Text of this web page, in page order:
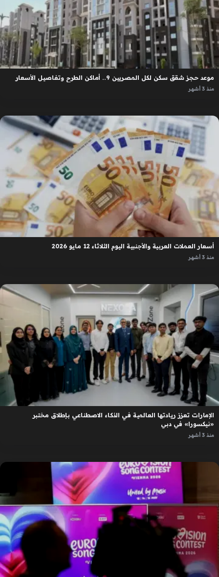
موعد حجز شقق سكن لكل المصريين 9.. أماكن الطرح وتفاصيل الأسعار
منذ 3 أشهر
أسعار العملات العربية والأجنبية اليوم الثلاثاء 12 مايو 2026
منذ 3 أشهر
الإمارات تعزز ريادتها العالمية في الذكاء الاصطناعي بإطلاق مختبر
«نيكسورا» في دبي
منذ 3 أشهر